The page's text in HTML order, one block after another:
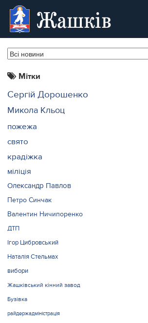
Жашків
Мітки
Сергій Дорошенко
Микола Кльоц
пожежа
свято
крадіжка
міліція
Олександр Павлов
Петро Синчак
Валентин Ничипоренко
ДТП
Ігор Цибровський
Наталія Стельмах
вибори
Жашківський кінний завод
Бузівка
райдержадміністрація